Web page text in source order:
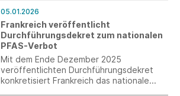
05.01.2026
Frankreich veröffentlicht
Durchführungsdekret zum nationalen
PFAS-Verbot
Mit dem Ende Dezember 2025
veröffentlichten Durchführungsdekret
konkretisiert Frankreich das nationale